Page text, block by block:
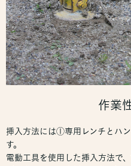
作業
挿入方法には①専用レンチと
す。
電動工具を使用した挿入方法で